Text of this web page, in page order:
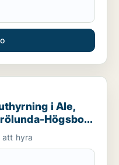
i Ale, Göteborg eller
i Ale,
Högsbo
att hyra